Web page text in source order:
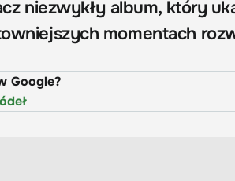
niezwykły album, który
momentach
Google?